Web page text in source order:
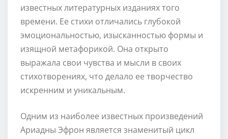
известных литературных изданиях того
времени. Ее стихи отличались глубокой
эмоциональностью, изысканностью формы и
изящной метафорикой. Она открыто
выражала свои чувства и мысли в своих
стихотворениях, что делало ее творчество
искренним и уникальным.
Одним из наиболее известных произведений
Ариадны Эфрон является знаменитый цикл